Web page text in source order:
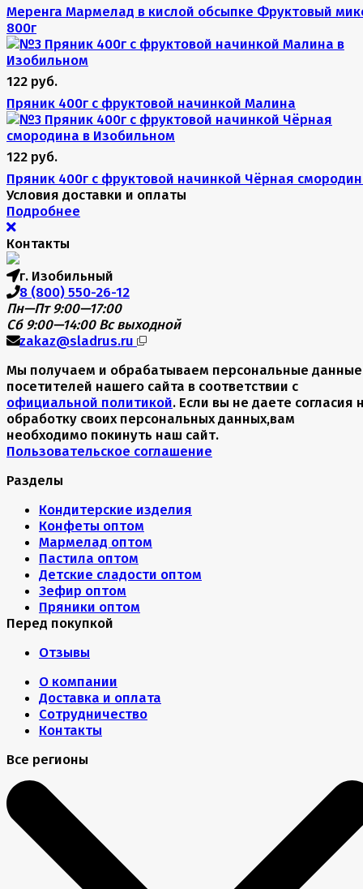
Меренга Мармелад в кислой обсыпке Фруктовый
800г
122 руб.
Пряник 400г с фруктовой начинкой Малина
122 руб.
Пряник 400г с фруктовой начинкой Чёрная
Условия доставки и оплаты
Подробнее
Контакты
г. Изобильный
8 (800) 550-26-12
Пн—Пт 9:00—17:00
Сб 9:00—14:00 Вс выходной
zakaz@sladrus.ru
Мы получаем и обрабатываем персональные данные
посетителей нашего сайта в соответствии с
официальной политикой. Если вы не даете согласия
обработку своих персональных данных,вам
необходимо покинуть наш сайт.
Пользовательское соглашение
Разделы
Кондитерские изделия
Конфеты оптом
Мармелад оптом
Пастила оптом
Детские сладости оптом
Зефир оптом
Пряники оптом
Перед покупкой
Отзывы
О компании
Доставка и оплата
Сотрудничество
Контакты
Все регионы